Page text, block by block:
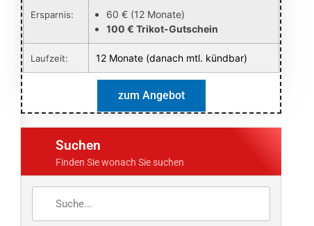
Ersparnis:
60 € (12 Monate)
100 € Trikot-Gutschein
Laufzeit: 12 Monate (danach mtl. kündbar)
zum Angebot
Suchen
Finden Sie wonach Sie suchen